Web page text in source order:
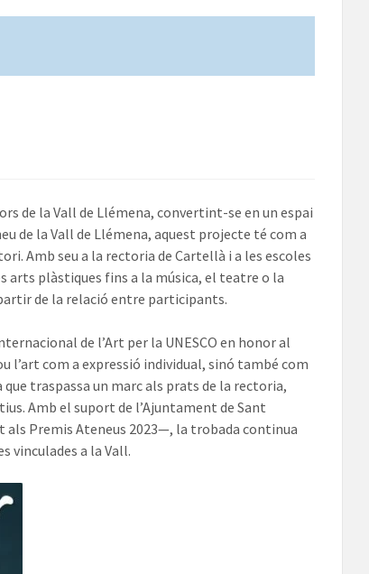
de la Vall de Llémena, convertint-se en un espai
de la Vall de Llémena, aquest projecte té com a
Amb seu a la rectoria de Cartellà i a les escoles
arts plàstiques fins a la música, el teatre o la
de la relació entre participants.
de l’Art per la UNESCO en honor al
l’art com a expressió individual, sinó també com
traspassa un marc als prats de la rectoria,
Amb el suport de l’Ajuntament de Sant
Premis Ateneus 2023—, la trobada continua
vinculades a la Vall.